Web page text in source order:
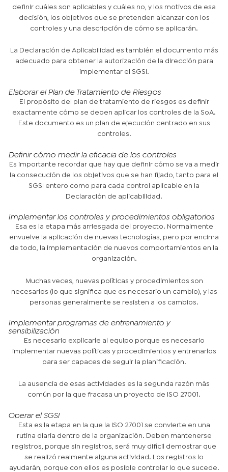
definir cuáles son aplicables y cuáles no, y los motivos de esa
decisión, los objetivos que se pretenden alcanzar con los
controles y una descripción de cómo se aplicarán.
La Declaración de Aplicabilidad es también el documento más
adecuado para obtener la autorización de la dirección para
implementar el SGSI.
Elaborar el Plan de Tratamiento de Riesgos
El propósito del plan de tratamiento de riesgos es definir
exactamente cómo se deben aplicar los controles de la SoA.
Este documento es un plan de ejecución centrado en sus
controles.
Definir cómo medir la eficacia de los controles
Es importante recordar que hay que definir cómo se va a medir
la consecución de los objetivos que se han fijado, tanto para el
SGSI entero como para cada control aplicable en la
Declaración de aplicabilidad.
Implementar los controles y procedimientos obligatorios
Esa es la etapa más arriesgada del proyecto. Normalmente
envuelve la aplicación de nuevas tecnologías, pero por encima
de todo, la implementación de nuevos comportamientos en la
organización.
Muchas veces, nuevas políticas y procedimientos son
necesarios (lo que significa que es necesario un cambio), y las
personas generalmente se resisten a los cambios.
Implementar programas de entrenamiento y
sensibilización
Es necesario explicarle al equipo porque es necesario
implementar nuevas políticas y procedimientos y entrenarlos
para ser capaces de seguir la planificación.
La ausencia de esas actividades es la segunda razón más
común por la que fracasa un proyecto de ISO 27001.
Operar el SGSI
Esta es la etapa en la que la ISO 27001 se convierte en una
rutina diaria dentro de la organización. Deben mantenerse
registros, porque sin registros, será muy difícil demostrar que
se realizó realmente alguna actividad. Los registros lo
ayudarán, porque con ellos es posible controlar lo que sucede.